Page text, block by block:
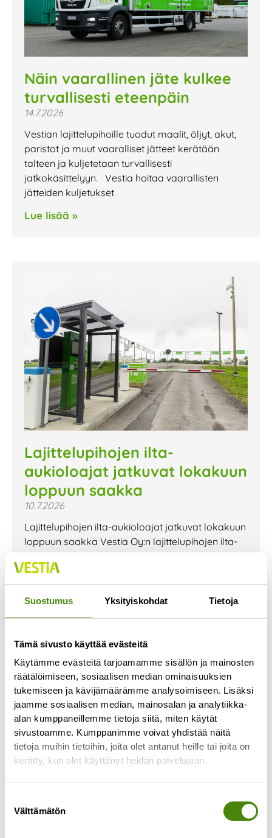
Suostumus Yksityiskohdat Tietoja
Tämä sivusto käyttää evästeitä
Käytämme evästeitä tarjoamamme sisällön ja mainosten
räätälöimiseen, sosiaalisen median ominaisuuksien
tukemiseen ja kävijämäärämme analysoimiseen. Lisäksi
jaamme sosiaalisen median, mainosalan ja analytiikka-
alan kumppaneillemme tietoja siitä, miten käytät
sivustoamme. Kumppanimme voivat yhdistää näitä
tietoja muihin tietoihin, joita olet antanut heille tai joita on
kerätty, kun olet käyttänyt heidän palvelujaan.
valinta
Välttämätön
Näin vaarallinen jäte kulkee
turvallisesti eteenpäin
14.7.2026
Vestian lajittelupihoille tuodut maalit, öljyt, akut,
paristot ja muut vaaralliset jätteet kerätään
talteen ja kuljetetaan turvallisesti
jatkokäsittelyyn. Vestia hoitaa vaarallisten
jätteiden kuljetukset
Lue lisää »
Lajittelupihojen ilta-
aukioloajat jatkuvat lokakuun
loppuun saakka
10.7.2026
Lajittelupihojen ilta-aukioloajat jatkuvat lokakuun
loppuun saakka Vestia Oy:n lajittelupihojen ilta-
Jokaisella lajittelupihalla pääsee vähintään
kerran viikossa
Lue lisää »